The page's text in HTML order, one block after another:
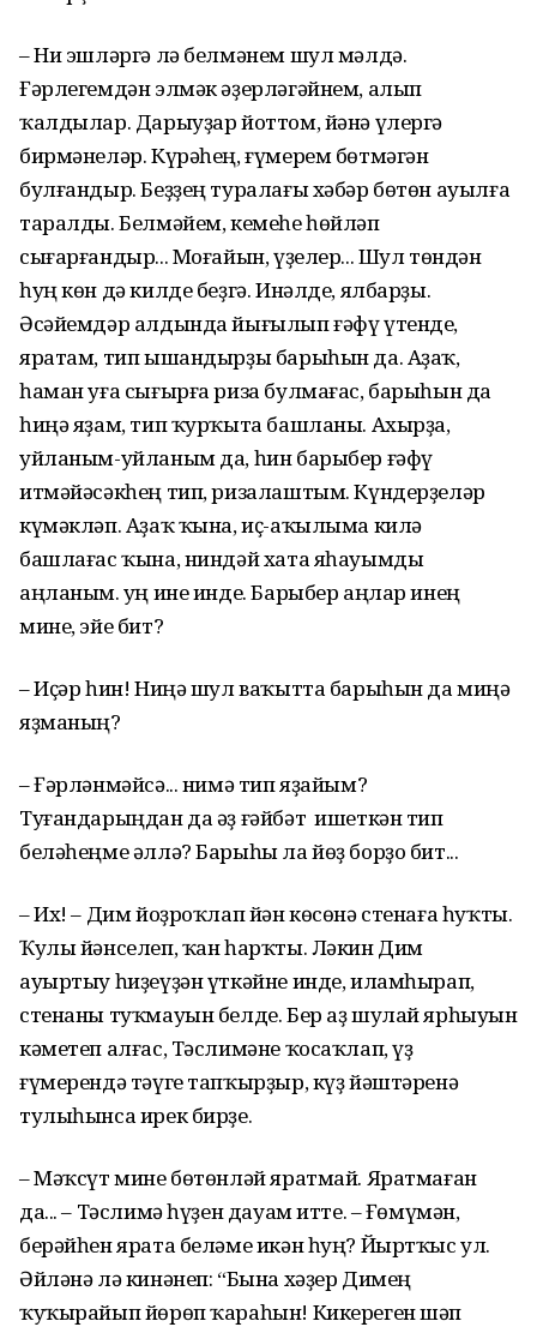
– Ни эшләргә лә белмәнем шул мәлдә.
Ғәрлегемдән элмәк әҙерләгәйнем, алып
ҡалдылар. Дарыуҙар йоттом, йәнә үлергә
бирмәнеләр. Күрәһең, ғүмерем бөтмәгән
булғандыр. Беҙҙең туралағы хәбәр бөтөн ауылға
таралды. Белмәйем, кемеһе һөйләп
сығарғандыр... Моғайын, үҙелер... Шул төндән
һуң көн дә килде беҙгә. Инәлде, ялбарҙы.
Әсәйемдәр алдында йығылып ғәфү үтенде,
яратам, тип ышандырҙы барыһын да. Аҙаҡ,
һаман уға сығырға риза булмағас, барыһын да
һиңә яҙам, тип ҡурҡыта башланы. Ахырҙа,
уйланым-уйланым да, һин барыбер ғәфү
итмәйәсәкһең тип, ризалаштым. Күндерҙеләр
күмәкләп. Аҙаҡ ҡына, иҫ-аҡылыма килә
башлағас ҡына, ниндәй хата яһауымды
аңланым. Һуң ине инде. Барыбер аңлар инең
мине, эйе бит?
– Иҫәр һин! Ниңә шул ваҡытта барыһын да миңә
яҙманың?
– Ғәрләнмәйсә... нимә тип яҙайым?
Туғандарыңдан да әҙ ғәйбәт ишеткән тип
беләһеңме әллә? Барыһы ла йөҙ борҙо бит...
– Их! – Дим йоҙроҡлап йән көсөнә стенаға һуҡты.
Ҡулы йәнселеп, ҡан һарҡты. Ләкин Дим
ауыртыу һиҙеүҙән үткәйне инде, иламһырап,
стенаны туҡмауын белде. Бер аҙ шулай ярһыуын
кәметеп алғас, Тәслимәне ҡосаҡлап, үҙ
ғүмерендә тәүге тапҡырҙыр, күҙ йәштәренә
тулыһынса ирек бирҙе.
– Мәҡсүт мине бөтөнләй яратмай. Яратмаған
да... – Тәслимә һүҙен дауам итте. – Ғөмүмән,
берәйһен ярата беләме икән һуң? Йыртҡыс ул.
Әйләнә лә кинәнеп: “Бына хәҙер Димең
ҡуҡырайып йөрөп ҡараһын! Кикереген шәп